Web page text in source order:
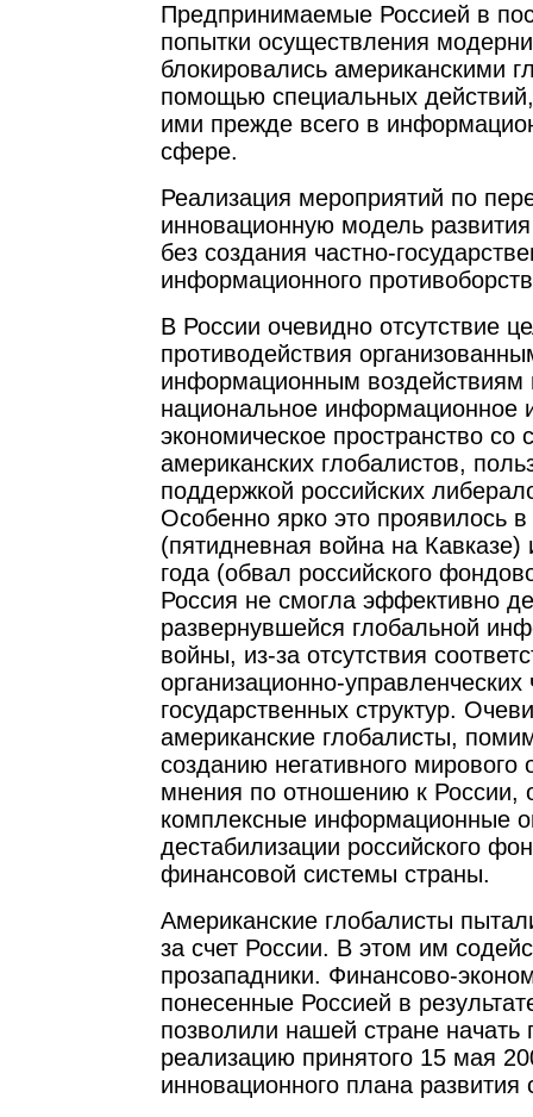
Предпринимаемые Россией в
попытки осуществления
блокировались американскими
помощью специальных
ими прежде всего в
сфере.
Реализация мероприятий по
инновационную модель
без создания частно-
информационного
В России очевидно отсутствие
противодействия
информационным воздействиям
национальное информационное
экономическое пространство со
американских глобалистов,
поддержкой российских
Особенно ярко это проявилось в
(пятидневная война на Кавказе)
года (обвал российского
Россия не смогла эффективно
развернувшейся глобальной
войны, из-за отсутствия
организационно-управленческих
государственных структур.
американские глобалисты,
созданию негативного мирового
мнения по отношению к России,
комплексные информационные
дестабилизации российского
финансовой системы страны.
Американские глобалисты
за счет России. В этом им
прозападники. Финансово-
понесенные Россией в
позволили нашей стране начать
реализацию принятого 15 мая
инновационного плана развития